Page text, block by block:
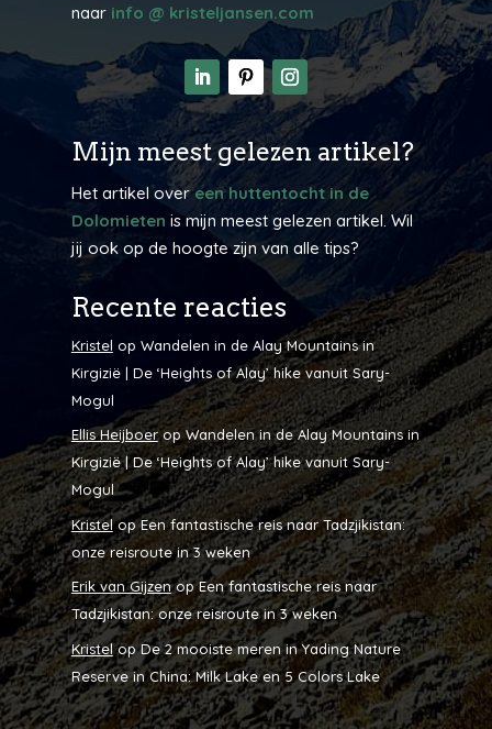
naar info @ kristeljansen.com
Mijn meest gelezen artikel?
Het artikel overeen huttentocht in de
Dolomieten is mijn meest gelezen artikel. Wil
jij ook op de hoogte zijn van alle tips?
Recente reacties
Kristel op Wandelen in de Alay Mountains in
Kirgizië | De ‘Heights of Alay’ hike vanuit Sary-
Mogul
Ellis Heijboerop Wandelen in de Alay Mountains in
Kirgizië | De ‘Heights of Alay’ hike vanuit Sary-
Mogul
KristelopEen fantastische reis naar Tadzjikistan:
onze reisroute in 3 weken
Erik van GijzenopEen fantastische reis naar
Tadzjikistan: onze reisroute in 3 weken
KristelopDe 2 mooiste meren in Yading Nature
Reserve in China: Milk Lake en 5 Colors Lake